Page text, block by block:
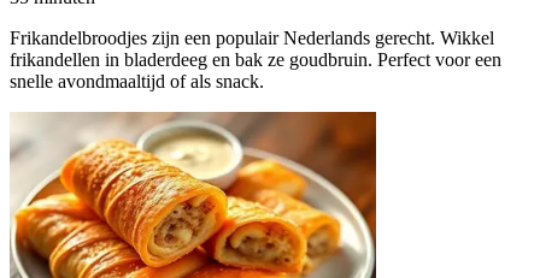
Frikandelbroodjes zijn een populair Nederlands gerecht. Wikkel
frikandellen in bladerdeeg en bak ze goudbruin. Perfect voor een
snelle avondmaaltijd of als snack.